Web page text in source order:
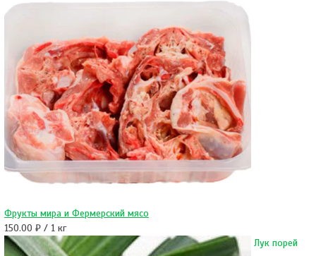
Фрукты мира и Фермерский мясо
150.00 ₽ / 1 кг
Лук порей